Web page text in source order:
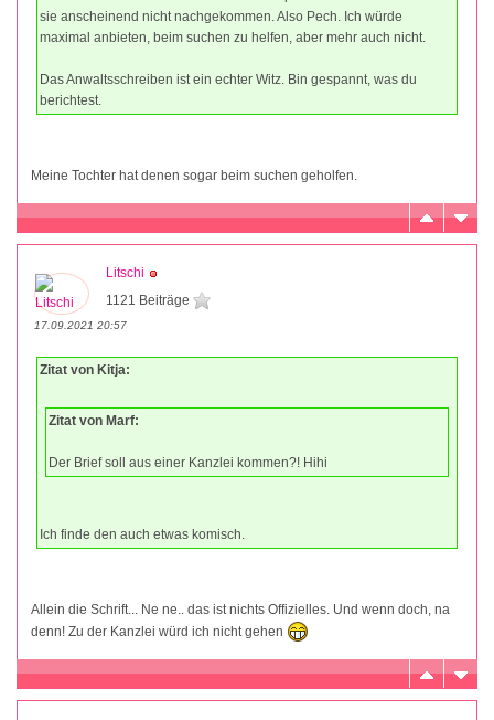
sie anscheinend nicht nachgekommen. Also Pech. Ich würde
maximal anbieten, beim suchen zu helfen, aber mehr auch nicht.
Das Anwaltsschreiben ist ein echter Witz. Bin gespannt, was du
berichtest.
Meine Tochter hat denen sogar beim suchen geholfen.
Litschi
1121 Beiträge
17.09.2021 20:57
Zitat von Kitja:
Zitat von Marf:
Der Brief soll aus einer Kanzlei kommen?! Hihi
Ich finde den auch etwas komisch.
Allein die Schrift... Ne ne.. das ist nichts Offizielles. Und wenn doch, na
denn! Zu der Kanzlei würd ich nicht gehen